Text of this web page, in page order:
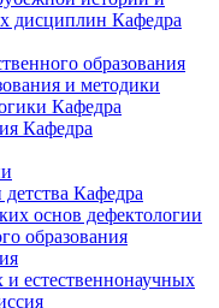
дисциплин Кафедра
образования
и методики
Кафедра
Кафедра
Кафедра
основ дефектологии
образования
естественнонаучных